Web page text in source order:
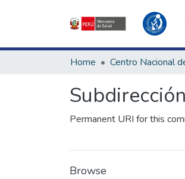
Home
Permanent URI for this
Browse